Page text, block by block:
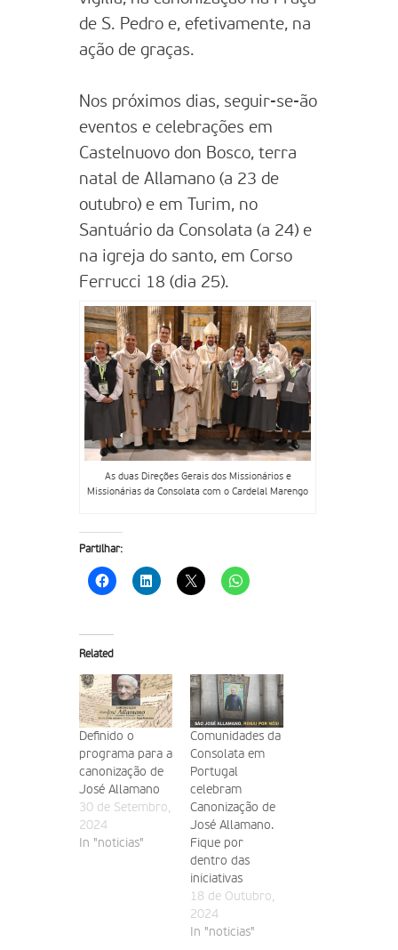
de S. Pedro e, efetivamente, na
ação de graças.
Nos próximos dias, seguir-se-ão
eventos e celebrações em
Castelnuovo don Bosco, terra
natal de Allamano (a 23 de
outubro) e em Turim, no
Santuário da Consolata (a 24) e
na igreja do santo, em Corso
Ferrucci 18 (dia 25).
As duas Direções Gerais dos Missionários e
Missionárias da Consolata com o Cardelal Marengo
Partilhar:
Related
Definido o
programa para a
canonização de
José Allamano
30 de Setembro,
2024
In "noticias"
Comunidades da
Consolata em
Portugal
celebram
Canonização de
José Allamano.
Fique por
dentro das
iniciativas
18 de Outubro,
2024
In "noticias"